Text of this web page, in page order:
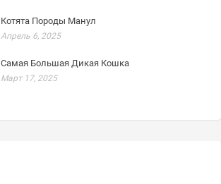
Котята Породы Манул
Апрель 6, 2025
Самая Большая Дикая Кошка
Март 17, 2025